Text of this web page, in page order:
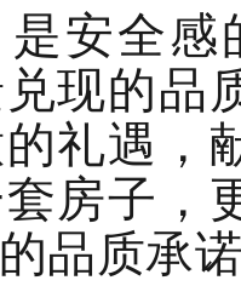
安全感
现的品
礼遇，
房子，
品质承